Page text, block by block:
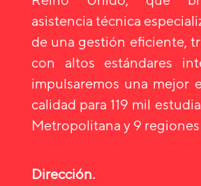
asistencia técnica
de una gestión eficiente,
con altos estándares
impulsaremos una mejor
calidad para 119 mil
Metropolitana y 9 regiones
Dirección.